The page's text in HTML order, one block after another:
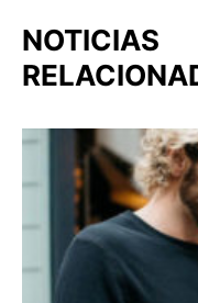
NOTICIAS